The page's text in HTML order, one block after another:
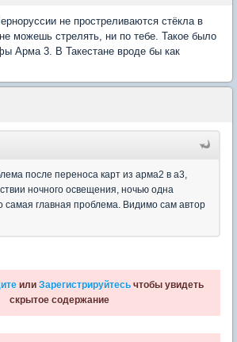
не простреливаются стёкла в
можешь стрелять, ни по тебе. Такое было
Арма 3. В Такестане вроде бы как
после переноса карт из арма2 в а3,
ночного освещения, ночью одна
самая главная проблема. Видимо сам автор
или Зарегистрируйтесь чтобы увидеть
скрытое содержание